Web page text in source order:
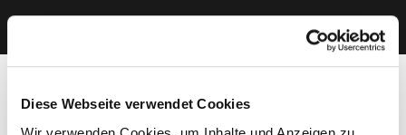
Diese Webseite verwendet Cookies